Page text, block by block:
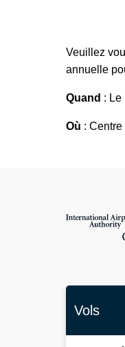
Veuillez
annuelle
Quand : Le
Où :
Vols